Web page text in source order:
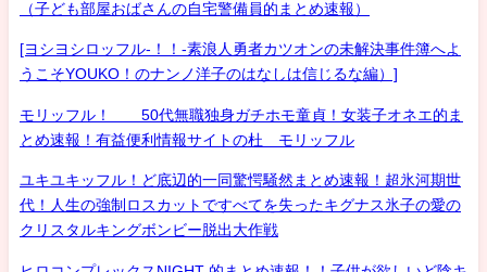
（子ども部屋おばさんの自宅警備員的まとめ速報）
[ヨシヨシロッフル-！！-素浪人勇者カツオンの未解決事件簿へよ
うこそYOUKO！のナンノ洋子のはなしは信じるな編）]
モリッフル！ 50代無職独身ガチホモ童貞！女装子オネエ的ま
とめ速報！有益便利情報サイトの杜 モリッフル
ユキユキッフル！ど底辺的一同驚愕騒然まとめ速報！超氷河期世
代！人生の強制ロスカットですべてを失ったキグナス氷子の愛の
クリスタルキングボンビー脱出大作戦